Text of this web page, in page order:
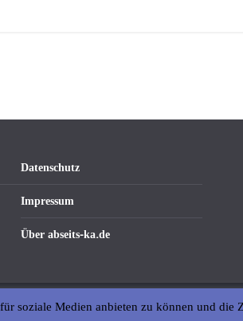
Datenschutz
Impressum
Über abseits-ka.de
soziale Medien anbieten zu können und